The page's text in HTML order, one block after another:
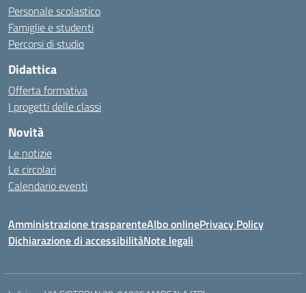
Personale scolastico
Famiglie e studenti
Percorsi di studio
Didattica
Offerta formativa
I progetti delle classi
Novità
Le notizie
Le circolari
Calendario eventi
Amministrazione trasparenteAlbo onlinePrivacy Policy
Dichiarazione di accessibilitàNote legali